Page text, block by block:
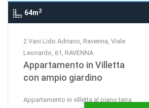
64m2
2 Vani Lido Adriano, Ravenna, Viale
Leonardo, 61, RAVENNA
Appartamento in Villetta
con ampio giardino
Appartamento in villetta al piano terra